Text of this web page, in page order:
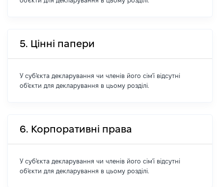
5. Цінні папери
У суб'єкта декларування чи членів його сім'ї відсутні
об'єкти для декларування в цьому розділі.
6. Корпоративні права
У суб'єкта декларування чи членів його сім'ї відсутні
об'єкти для декларування в цьому розділі.